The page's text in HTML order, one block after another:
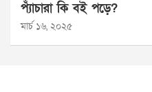
প্যাঁচারা কি বই পড়ে?
মার্চ ১৬, ২০২৫